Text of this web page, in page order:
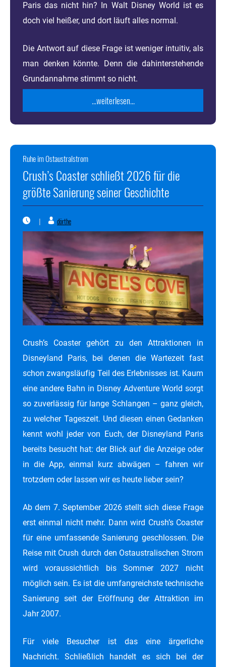
Paris das nicht hin? In Walt Disney World ist es
doch viel heißer, und dort läuft alles normal.
Die Antwort auf diese Frage ist weniger intuitiv, als
man denken könnte. Denn die dahinterstehende
Grundannahme stimmt so nicht.
...weiterlesen...
Ruhe im Ostaustralstrom
Crush’s Coaster schließt 2026 für die
größte Sanierung seiner Geschichte
| dörthe
Crush’s Coaster gehört zu den Attraktionen in
Disneyland Paris, bei denen die Wartezeit fast
schon zwangsläufig Teil des Erlebnisses ist. Kaum
eine andere Bahn in Disney Adventure World sorgt
so zuverlässig für lange Schlangen – ganz gleich,
zu welcher Tageszeit. Und diesen einen Gedanken
kennt wohl jeder von Euch, der Disneyland Paris
bereits besucht hat: der Blick auf die Anzeige oder
in die App, einmal kurz abwägen – fahren wir
trotzdem oder lassen wir es heute lieber sein?
Ab dem 7. September 2026 stellt sich diese Frage
erst einmal nicht mehr. Dann wird Crush’s Coaster
für eine umfassende Sanierung geschlossen. Die
Reise mit Crush durch den Ostaustralischen Strom
wird voraussichtlich bis Sommer 2027 nicht
möglich sein. Es ist die umfangreichste technische
Sanierung seit der Eröffnung der Attraktion im
Jahr 2007.
Für viele Besucher ist das eine ärgerliche
Nachricht. Schließlich handelt es sich bei der